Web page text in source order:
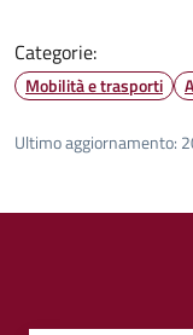
Categorie:
Mobilità e trasporti
Ultimo aggiornamento: